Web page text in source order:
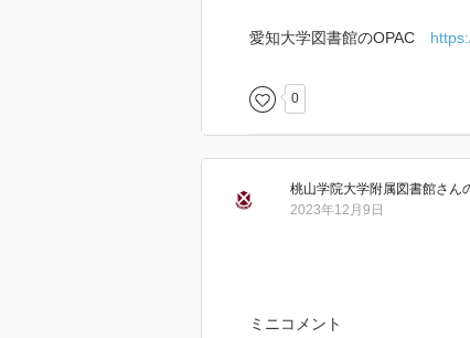
愛知大学図書館のOPAC
0
桃山学院大学附属図書館さん
2023年12月9日
ミニコメント